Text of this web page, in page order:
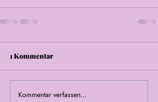
1 Kommentar
Kommentar verfassen...